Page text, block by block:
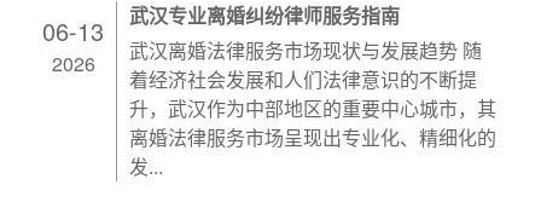
06-13
2026
武汉专业离婚纠纷律师服务指南
武汉离婚法律服务市场现状与发展趋势 随
着经济社会发展和人们法律意识的不断提
升，武汉作为中部地区的重要中心城市，其
离婚法律服务市场呈现出专业化、精细化的
发...